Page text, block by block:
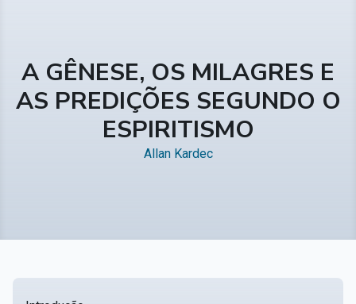
A GÊNESE, OS MILAGRES E
AS PREDIÇÕES SEGUNDO O
ESPIRITISMO
Allan Kardec